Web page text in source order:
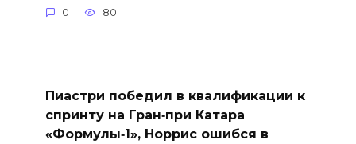
0 80
Пиастри победил в квалификации к
спринту на Гран‑при Катара
«Формулы‑1», Норрис ошибся в